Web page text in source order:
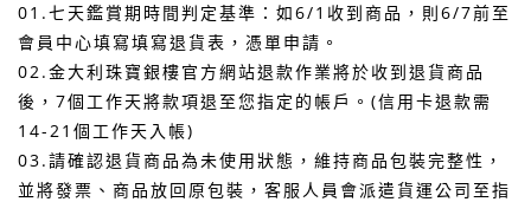
01.七天鑑賞期時間判定基準：如6/1收到商品，則6/7前至
會員中心填寫填寫退貨表，憑單申請。
02.金大利珠寶銀樓官方網站退款作業將於收到退貨商品
後，7個工作天將款項退至您指定的帳戶。(信用卡退款需
14-21個工作天入帳)
03.請確認退貨商品為未使用狀態，維持商品包裝完整性，
並將發票、商品放回原包裝，客服人員會派遣貨運公司至指